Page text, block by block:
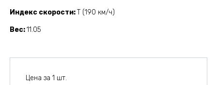
Индекс скорости T (190 км/ч)
Вес 11.05
Цена за 1 шт.